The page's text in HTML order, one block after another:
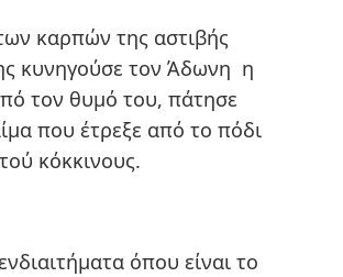
καρπών της αστιβής
κυνηγούσε τον Άδωνη η
τον θυμό του, πάτησε
που έτρεξε από το πόδι
κόκκινους.
όπου είναι το